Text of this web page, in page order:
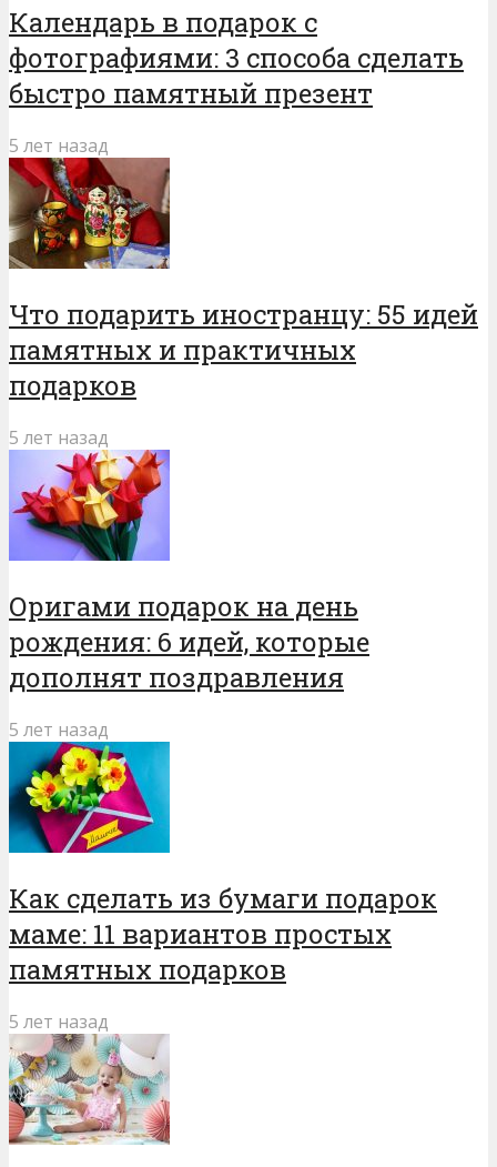
Календарь в подарок с
фотографиями: 3 способа сделать
быстро памятный презент
5 лет назад
Что подарить иностранцу: 55 идей
памятных и практичных
подарков
5 лет назад
Оригами подарок на день
рождения: 6 идей, которые
дополнят поздравления
5 лет назад
Как сделать из бумаги подарок
маме: 11 вариантов простых
памятных подарков
5 лет назад